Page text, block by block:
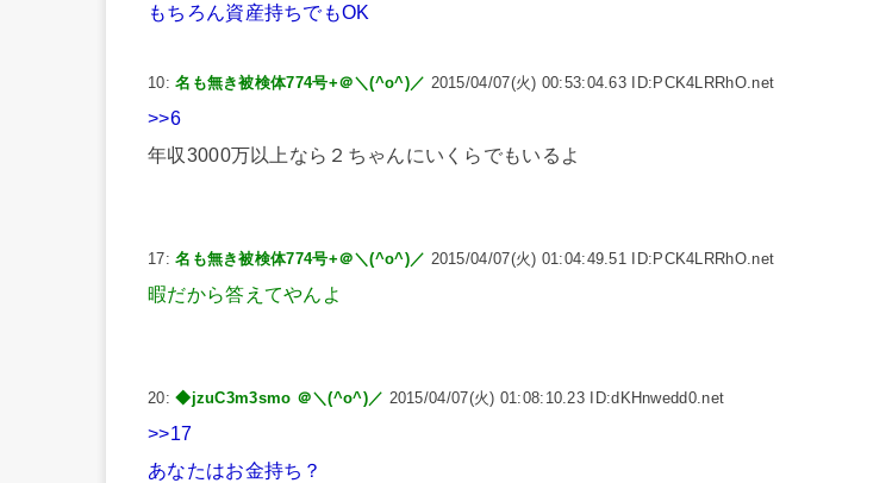
もちろん資産持ちでもOK
10:名も無き被検体774号+＠＼(^o^)／ 2015/04/07(火) 00:53:04.63 ID:PCK4LRRhO.net
>>6
年収3000万以上なら２ちゃんにいくらでもいるよ
17:名も無き被検体774号+＠＼(^o^)／ 2015/04/07(火) 01:04:49.51 ID:PCK4LRRhO.net
暇だから答えてやんよ
20:◆jzuC3m3smo ＠＼(^o^)／ 2015/04/07(火) 01:08:10.23 ID:dKHnwedd0.net
>>17
あなたはお金持ち？